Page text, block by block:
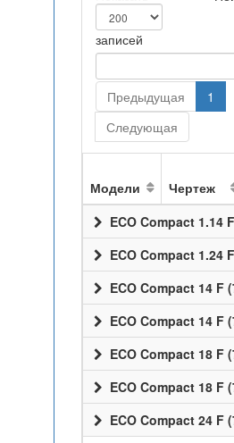
записей
Предыдущая
1
Следующая
Модели Чертеж
ECO Compact 1.14
ECO Compact 1.24
ECO Compact 14 F
ECO Compact 14 F
ECO Compact 18 F
ECO Compact 18 F
ECO Compact 24 F